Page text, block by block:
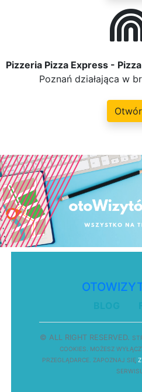
Pizzeria Pizza Express -
Poznań działająca w
© ALL RIGHT RESERVED.
COOKIES.
MOŻESZ WYŁ ĄCZ
PRZEGLĄDARCE. ZAPOZNAJ SIĘ
SERWIS